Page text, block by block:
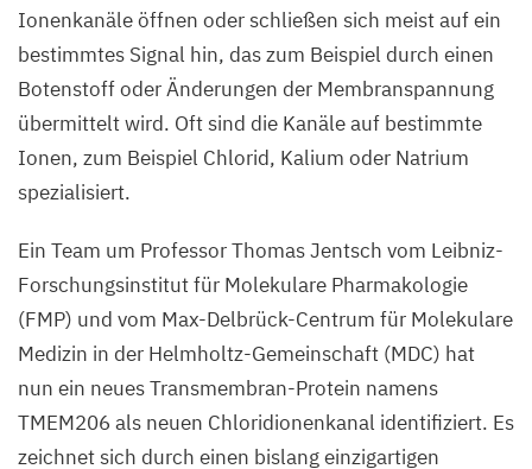
Ionenkanäle öffnen oder schließen sich meist auf ein
bestimmtes Signal hin, das zum Beispiel durch einen
Botenstoff oder Änderungen der Membranspannung
übermittelt wird. Oft sind die Kanäle auf bestimmte
Ionen, zum Beispiel Chlorid, Kalium oder Natrium
spezialisiert.
Ein Team um Professor Thomas Jentsch vom Leibniz-
Forschungsinstitut für Molekulare Pharmakologie
(FMP) und vom Max-Delbrück-Centrum für Molekulare
Medizin in der Helmholtz-Gemeinschaft (MDC) hat
nun ein neues Transmembran-Protein namens
TMEM206 als neuen Chloridionenkanal identifiziert. Es
zeichnet sich durch einen bislang einzigartigen